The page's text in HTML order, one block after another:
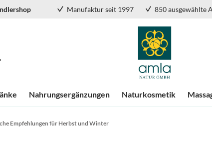
Manufaktur seit 1997 850 ausgewählte
Nahrungsergänzungen Naturkosmetik
Empfehlungen für Herbst und Winter